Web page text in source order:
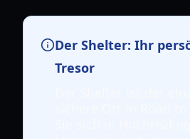
Der Shelter: Ihr
Tresor